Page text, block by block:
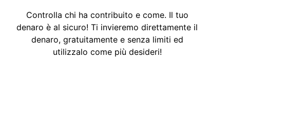
Controlla chi ha contribuito e come. Il tuo
denaro è al sicuro! Ti invieremo direttamente il
denaro, gratuitamente e senza limiti ed
utilizzalo come più desideri!